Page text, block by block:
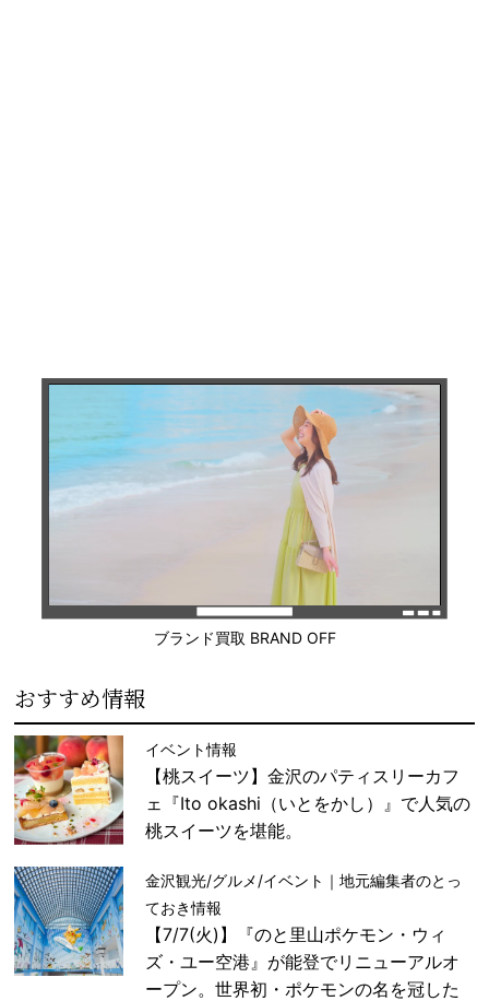
ブランド買取 BRAND OFF
おすすめ情報
イベント情報
【桃スイーツ】金沢のパティスリーカフ
ェ『Ito okashi（いとをかし）』で人気の
桃スイーツを堪能。
金沢観光/グルメ/イベント｜地元編集者のとっ
ておき情報
【7/7(火)】『のと里山ポケモン・ウィ
ズ・ユー空港』が能登でリニューアルオ
ープン。世界初・ポケモンの名を冠した